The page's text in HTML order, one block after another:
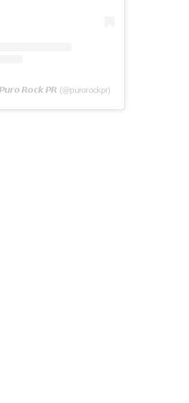
𝙋𝙪𝙧𝙤 𝙍𝙤𝙘𝙠 𝙋𝙍 (@purorockpr)